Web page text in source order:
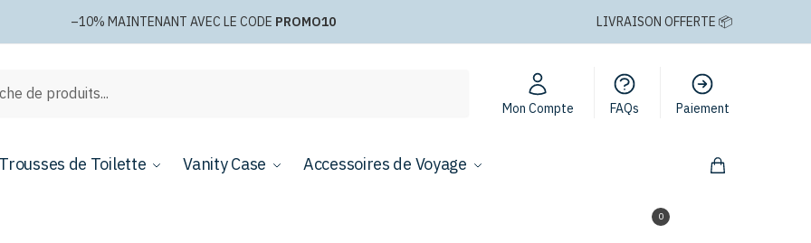
–10% MAINTENANT AVEC LE CODE PROMO10 LIVRAISON OFFERTE 📦
Mon Compte FAQs Paiement
de Toilette Vanity Case Accessoires de Voyage
0